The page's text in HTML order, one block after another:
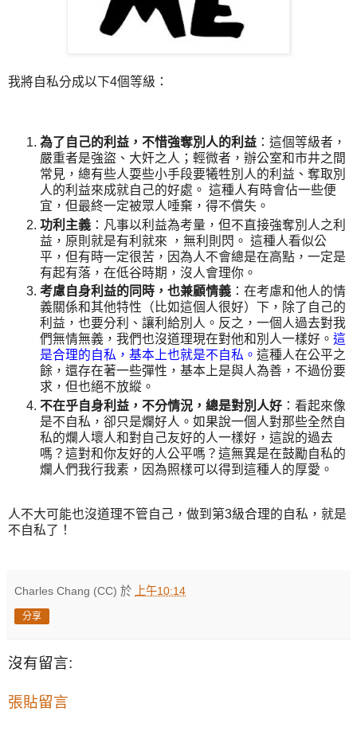
我將自私分成以下4個等級：
為了自己的利益，不惜強奪別人的利益 ：這個等級者，
嚴重者是強盜、大奸之人；輕微者，辦公室和市井之間
常見，總有些人耍些小手段要犧牲別人的利益、奪取別
人的利益來成就自己的好處。 這種人有時會佔一些便
宜，但最終一定被眾人唾棄，得不償失。
功利主義 ：凡事以利益為考量，但不直接強奪別人之利
益，原則就是有利就來 ，無利則閃。 這種人看似公
平，但有時一定很苦，因為人不會總是在高點，一定是
有起有落，在低谷時期，沒人會理你。
考慮自身利益的同時，也兼顧情義 ：在考慮和他人的情
義關係和其他特性（比如這個人很好）下，除了自己的
利益，也要分利、讓利給別人。反之，一個人過去對我
們無情無義，我們也沒道理現在對他和別人一樣好。 這
是合理的自私，基本上也就是不自私。 這種人在公平之
餘，還存在著一些彈性，基本上是與人為善，不過份要
求，但也絕不放縱。
不在乎自身利益，不分情況，總是對別人好 ：看起來像
是不自私，卻只是爛好人。如果說一個人對那些全然自
私的爛人壞人和對自己友好的人一樣好，這說的過去
嗎？這對和你友好的人公平嗎？這無異是在鼓勵自私的
爛人們我行我素，因為照樣可以得到這種人的厚愛。
人不大可能也沒道理不管自己，做到第3級合理的自私，就是
不自私了！
Charles Chang (CC) 於 上午10:14
分享
沒有留言:
張貼留言